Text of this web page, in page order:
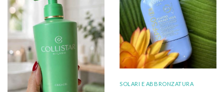
SOLARI E ABBRONZATURA